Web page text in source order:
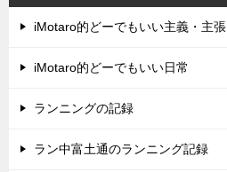
iMotaro的どーでもいい主義・主張
iMotaro的どーでもいい日常
ランニングの記録
ラン中富土通のランニング記録